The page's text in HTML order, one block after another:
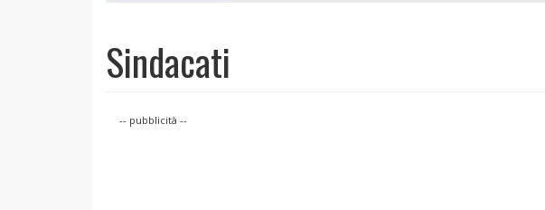
Sindacati
-- pubblicità --